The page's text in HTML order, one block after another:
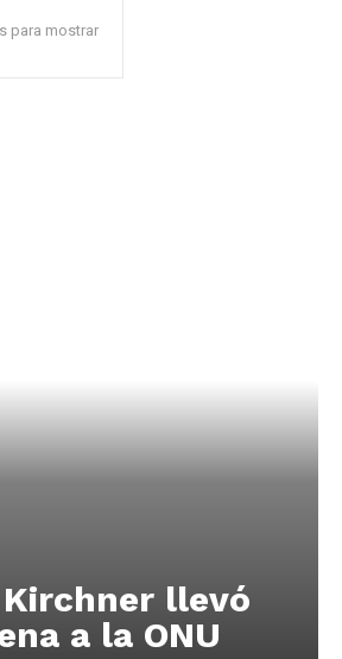
para mostrar
llevó
a la ONU